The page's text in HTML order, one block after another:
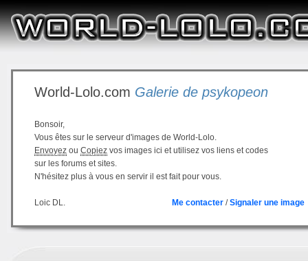
World-Lolo.com Galerie de psykopeon
Bonsoir,
Vous êtes sur le serveur d'images de World-Lolo.
Envoyez ou Copiez vos images ici et utilisez vos liens et codes
sur les forums et sites.
N'hésitez plus à vous en servir il est fait pour vous.
Loic DL. Me contacter /Signaler une image